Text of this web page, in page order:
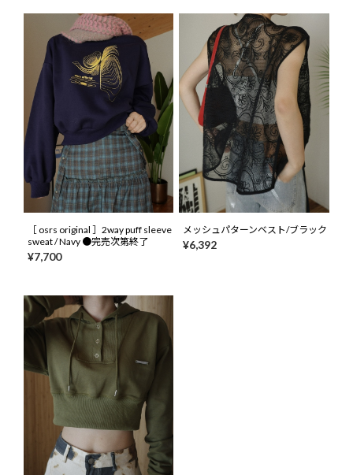
［ osrs original ］2way puff sleeve
sweat / Navy ●完売次第終了
¥7,700
メッシュパターンベスト/ブラック
¥6,392